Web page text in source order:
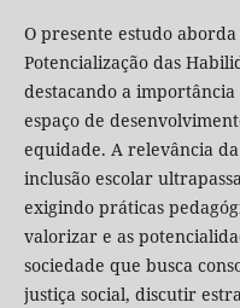
O presente estudo
Potencialização das
destacando a
espaço de
equidade. A relevância
inclusão escolar
exigindo práticas
valorizar e as
sociedade que busca
justiça social, discutir